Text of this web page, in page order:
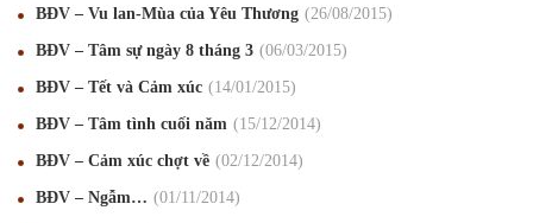
BĐV – Vu lan-Mùa của Yêu Thương 26/08/2015
BĐV – Tâm sự ngày 8 tháng 3 06/03/2015
BĐV – Tết và Cảm xúc 14/01/2015
BĐV – Tâm tình cuối năm 15/12/2014
BĐV – Cảm xúc chợt về 02/12/2014
BĐV – Ngẫm… 01/11/2014
Chúc mừng Giáng sinh và Năm mới 2020